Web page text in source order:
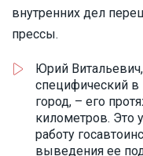
внутренних дел
прессы.
Юрий
специфический
город, – его
километров. Это
работу
выведения ее